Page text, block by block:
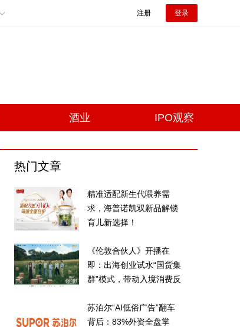
注册 登录
酒业 IPO观察
热门文章
精准适配新生代喂养需
求，海普诺凯双新品解锁
育儿新选择！
《伦敦合伙人》开播在
即：出海创业试水“国货集
群”模式，带动入境消费反
苏泊尔“AI低俗广告”翻车
背后：83%外资全盘掌